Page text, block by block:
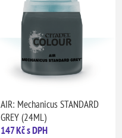
AIR: Mechanicus STANDARD
GREY (24ML)
147 Kč s DPH